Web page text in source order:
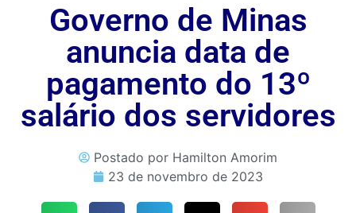
Governo de Minas
anuncia data de
pagamento do 13º
salário dos servidores
Postado por Hamilton Amorim
23 de novembro de 2023